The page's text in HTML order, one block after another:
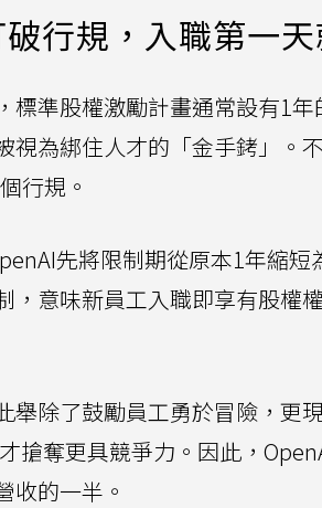
行規，入職第一
標準股權激勵計畫通常設有1
視為綁住人才的「金手銬」。
行規。
先將限制期從原本1年縮
，意味新員工入職即享有股權
舉除了鼓勵員工勇於冒險，更
搶奪更具競爭力。因此，
收的一半。